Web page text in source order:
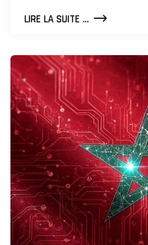
LIRE LA SUITE ...L’AVENIR
LOCALES
À
L’ÈRE
DU
NUMÉRIQUE